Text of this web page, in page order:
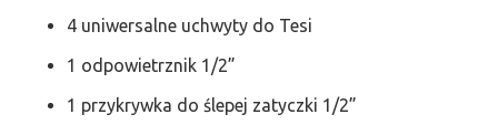
4 uniwersalne uchwyty do Tesi
1 odpowietrznik 1/2”
1 przykrywka do ślepej zatyczki 1/2”